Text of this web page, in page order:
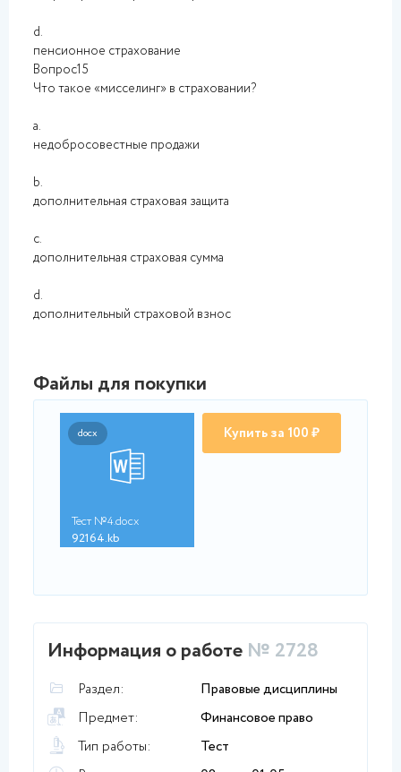
d.
пенсионное страхование
Вопрос15
Что такое «мисселинг» в страховании?
a.
недобросовестные продажи
b.
дополнительная страховая защита
c.
дополнительная страховая сумма
d.
дополнительный страховой взнос
Файлы для покупки
docx
Тест №4.docx
92164.kb
Купить за 100 ₽
Информация о работе № 2728
Раздел:
Правовые дисциплины
Предмет:
Финансовое право
Тип работы:
Тест